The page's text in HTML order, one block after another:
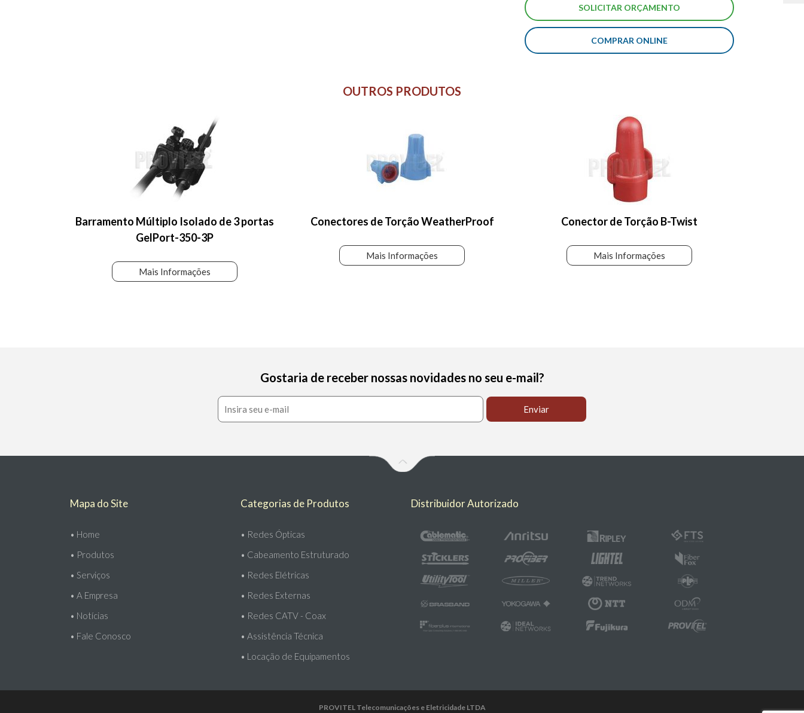
COMPRAR ONLINE
OUTROS PRODUTOS
Barramento Múltiplo Isolado de 3 portas
GelPort-350-3P
Mais Informações
Conectores de Torção WeatherProof
Mais Informações
Conector de Torção B-Twist
Mais Informações
Gostaria de receber nossas novidades no seu e-mail?
Mapa do Site
• Home
• Produtos
• Serviços
• A Empresa
• Notícias
• Fale Conosco
Categorias de Produtos
• Redes Ópticas
• Cabeamento Estruturado
• Redes Elétricas
• Redes Externas
• Redes CATV - Coax
• Assistência Técnica
• Locação de Equipamentos
Distribuidor Autorizado
PROVITEL Telecomunicações e Eletricidade LTDA